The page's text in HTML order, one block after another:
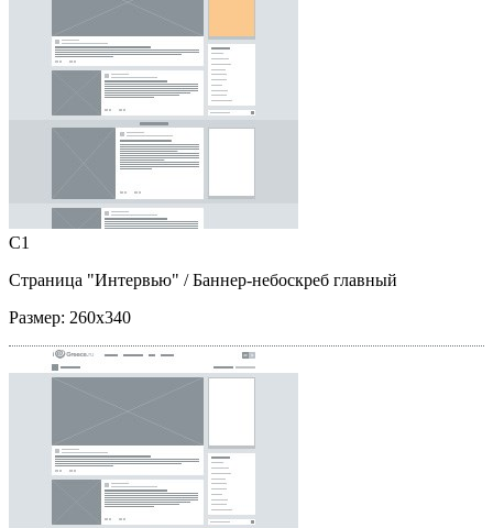
C1
Страница "Интервью" / Баннер-небоскреб главный
Размер: 260x340